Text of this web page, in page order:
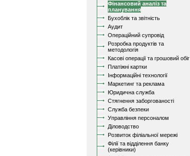
Фінансовий аналіз та
планування
Бухоблік та звітність
Аудит
Операційний супровід
Розробка продуктів та
методологія
Касові операції та грошовий обіг
Платіжні картки
Інформаційні технології
Маркетинг та реклама
Юридична служба
Стягнення заборгованості
Служба безпеки
Управління персоналом
Діловодство
Розвиток філіальної мережі
Філії та відділення банку
(керівники)